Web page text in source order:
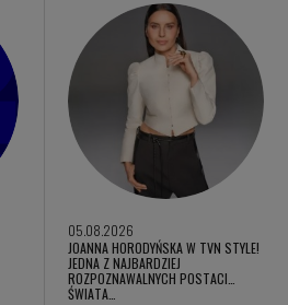
05.08.2026
JOANNA HORODYŃSKA W TVN STYLE!
JEDNA Z NAJBARDZIEJ
ROZPOZNAWALNYCH POSTACI
ŚWIATA…